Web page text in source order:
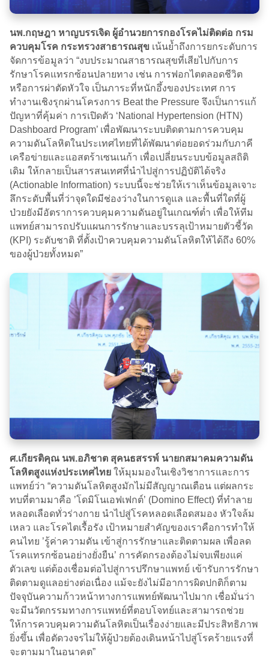
นพ.กฤษฎา หาญบรรเจิด ผู้อำนวยการกองโรคไม่ติดต่อ กรม
ควบคุมโรค กระทรวงสาธารณสุข เน้นย้ำถึงการยกระดับการ
จัดการข้อมูลว่า “งบประมาณสาธารณสุขที่เสียไปกับการ
รักษาโรคแทรกซ้อนปลายทาง เช่น การฟอกไตตลอดชีวิต
หรือการผ่าตัดหัวใจ เป็นภาระที่หนักอึ้งของประเทศ การ
ทำงานเชิงรุกผ่านโครงการ Beat the Pressure จึงเป็นการแก้
ปัญหาที่คุ้มค่า การเปิดตัว ‘National Hypertension (HTN)
Dashboard Program’ เพื่อพัฒนาระบบติดตามการควบคุม
ความดันโลหิตในประเทศไทยที่ได้พัฒนาต่อยอดร่วมกับภาคี
เครือข่ายและแอสตร้าเซนเนก้า เพื่อเปลี่ยนระบบข้อมูลสถิติ
เดิม ให้กลายเป็นสารสนเทศที่นำไปสู่การปฏิบัติได้จริง
(Actionable Information) ระบบนี้จะช่วยให้เราเห็นข้อมูลเจาะ
ลึกระดับพื้นที่ว่าจุดใดมีช่องว่างในการดูแล และพื้นที่ใดที่ผู้
ป่วยยังมีอัตราการควบคุมความดันอยู่ในเกณฑ์ต่ำ เพื่อให้ทีม
แพทย์สามารถปรับแผนการรักษาและบรรลุเป้าหมายตัวชี้วัด
(KPI) ระดับชาติ ที่ตั้งเป้าควบคุมความดันโลหิตให้ได้ถึง 60%
ของผู้ป่วยทั้งหมด”
ศ.เกียรติคุณ นพ.อภิชาต สุคนธสรรพ์ นายกสมาคมความดัน
โลหิตสูงแห่งประเทศไทย ให้มุมมองในเชิงวิชาการและการ
แพทย์ว่า “ความดันโลหิตสูงมักไม่มีสัญญาณเตือน แต่ผลกระ
ทบที่ตามมาคือ ’โดมิโนเอฟเฟกต์’ (Domino Effect) ที่ทำลาย
หลอดเลือดทั่วร่างกาย นำไปสู่โรคหลอดเลือดสมอง หัวใจล้ม
เหลว และโรคไตเรื้อรัง เป้าหมายสำคัญของเราคือการทำให้
คนไทย ’รู้ค่าความดัน เข้าสู่การรักษาและติดตามผล เพื่อลด
โรคแทรกซ้อนอย่างยั่งยืน’ การคัดกรองต้องไม่จบเพียงแค่
ตัวเลข แต่ต้องเชื่อมต่อไปสู่การปรึกษาแพทย์ เข้ารับการรักษา
ติดตามดูแลอย่างต่อเนื่อง แม้จะยังไม่มีอาการผิดปกติก็ตาม
ปัจจุบันความก้าวหน้าทางการแพทย์พัฒนาไปมาก เชื่อมั่นว่า
จะมีนวัตกรรมทางการแพทย์ที่ตอบโจทย์และสามารถช่วย
ให้การควบคุมความดันโลหิตเป็นเรื่องง่ายและมีประสิทธิภาพ
ยิ่งขึ้น เพื่อตัดวงจรไม่ให้ผู้ป่วยต้องเดินหน้าไปสู่โรคร้ายแรงที่
จะตามมาในอนาคต”